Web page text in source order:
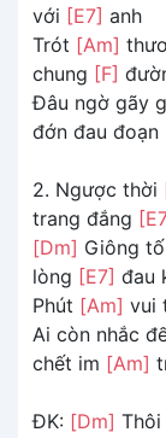
với [E7] anh
Trót [Am]
chung [F]
Đâu ngờ gãy
đớn đau đoạn
2. Ngược thời
trang đắng
[Dm] Giông tố
lòng [E7] đau
Phút [Am] vui
Ai còn nhắc
chết im [Am]
ĐK: [Dm]